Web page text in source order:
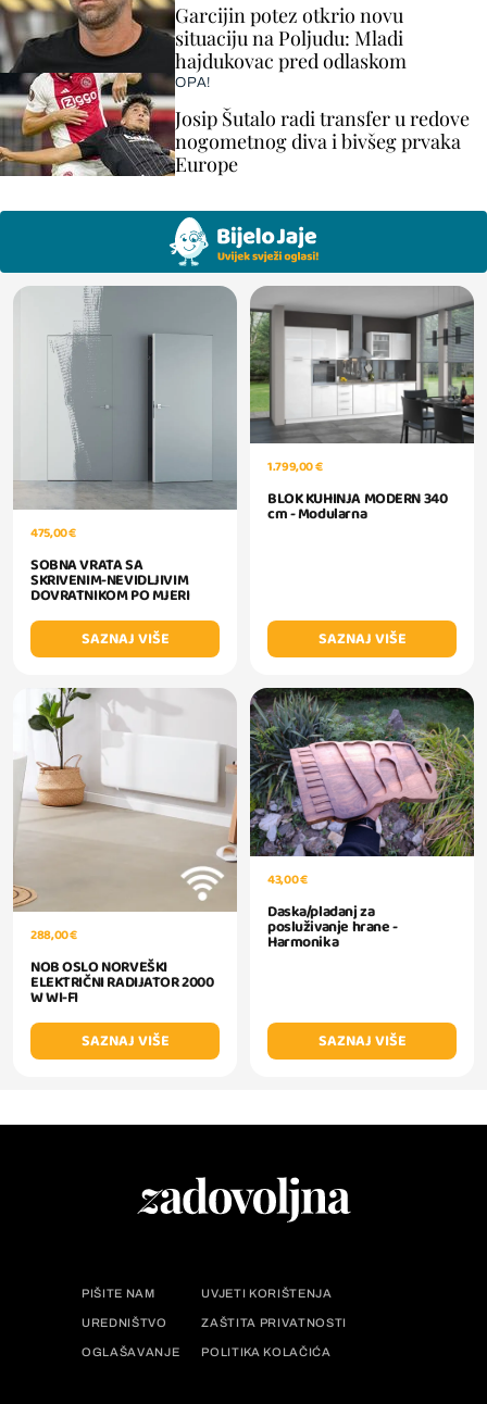
Garcijin potez otkrio novu
situaciju na Poljudu: Mladi
hajdukovac pred odlaskom
OPA!
Josip Šutalo radi transfer u redove
nogometnog diva i bivšeg prvaka
Europe
475,00 €
SOBNA VRATA SA
SKRIVENIM-NEVIDLJIVIM
DOVRATNIKOM PO MJERI
SAZNAJ VIŠE
1.799,00 €
BLOK KUHINJA MODERN 340
cm - Modularna
SAZNAJ VIŠE
288,00 €
NOB OSLO NORVEŠKI
ELEKTRIČNI RADIJATOR 2000
W WI-FI
SAZNAJ VIŠE
43,00 €
Daska/pladanj za
posluživanje hrane -
Harmonika
SAZNAJ VIŠE
PIŠITE NAM UVJETI KORIŠTENJA
UREDNIŠTVO ZAŠTITA PRIVATNOSTI
OGLAŠAVANJE POLITIKA KOLAČIĆA